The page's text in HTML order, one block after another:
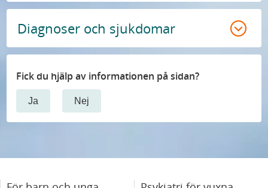
Diagnoser och sjukdomar
Fick du hjälp av informationen på sidan?
Ja Nej